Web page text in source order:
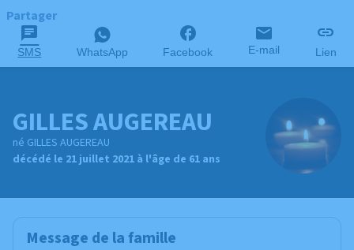
Partager
SMS WhatsApp Facebook E-mail Lien
GILLES AUGEREAU
né GILLES AUGEREAU
décédé le 21 juillet 2021 à l'âge de 61 ans
Message de la famille